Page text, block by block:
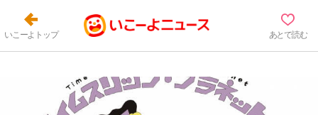
いこーよトップ あとで読む